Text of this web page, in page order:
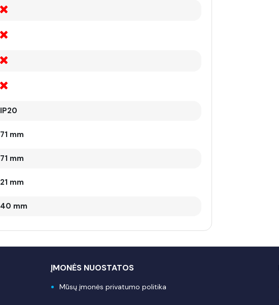
IP20
71 mm
71 mm
21 mm
40 mm
ĮMONĖS NUOSTATOS
Mūsų įmonės privatumo politika